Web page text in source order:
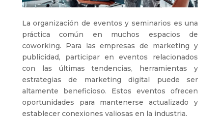
La organización de eventos y seminarios es una
práctica común en muchos espacios de
coworking. Para las empresas de marketing y
publicidad, participar en eventos relacionados
con las últimas tendencias, herramientas y
estrategias de marketing digital puede ser
altamente beneficioso. Estos eventos ofrecen
oportunidades para mantenerse actualizado y
establecer conexiones valiosas en la industria.